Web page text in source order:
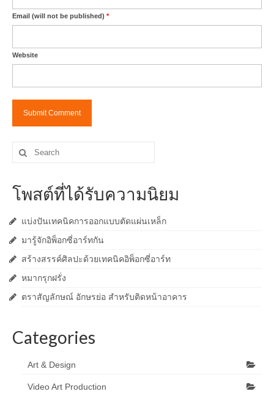
Email (will not be published) *
Website
Search
for:
โพสต์ที่ได้รับความนิยม
แบ่งปันเทคนิคการออกแบบตัดแผ่นเหล็ก
มารู้จักอิพ็อกซี่อาร์ทกัน
สร้างสรรค์ศิลปะด้วยเทคนิคอิพ็อกซี่อาร์ท
หมากรุกฝรั่ง
ตราสัญลักษณ์ อักษรย่อ สำหรับติดหน้าอาคาร
Categories
Art & Design
Video Art Production